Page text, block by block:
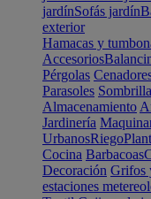
jardínSofás jardín
exterior
Hamacas y
Accesorios
Pérgolas
Parasoles
Almacenamiento
Jardinería
UrbanosRiego
Cocina Barbacoas
Decoración Grifos
estaciones